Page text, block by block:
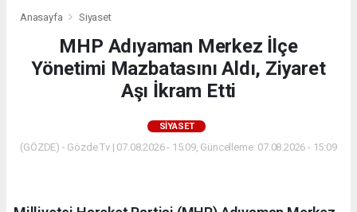
Anasayfa Siyaset
MHP Adıyaman Merkez İlçe
Yönetimi Mazbatasını Aldı, Ziyaret
Aşı İkram Etti
SIYASET
(GÖZDE) - Gözde Tv | 07.08.2026 - 15:09, Güncelleme: 07.08.2026 - 15:09